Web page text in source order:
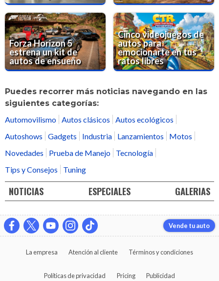
Forza Horizon 5
estrena un kit de
autos de ensueño
Cinco videojuegos de
autos para
emocionarte en tus
ratos libres
Puedes recorrer más noticias navegando en las
siguientes categorías:
Automovilismo Autos clásicos
Autos ecológicos
Autoshows
Gadgets Industria Lanzamientos
Motos
Novedades
Prueba de Manejo
Tecnología
Tips y Consejos
Tuning
NOTICIAS ESPECIALES GALERIAS
Vende tu auto
La empresa Atención al cliente Términos y condiciones
Políticas de privacidad Pricing Publicidad